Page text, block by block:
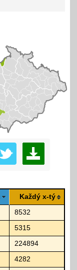
Každý x-tý
8532
5315
224894
4282